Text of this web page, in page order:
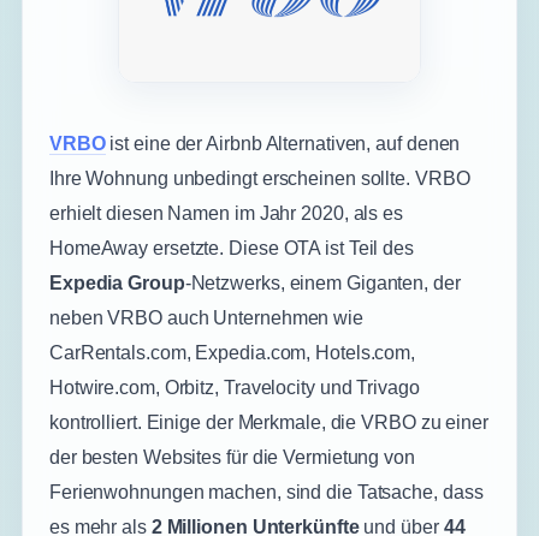
VRBOist eine der Airbnb Alternativen, auf denen
Ihre Wohnung unbedingt erscheinen sollte. VRBO
erhielt diesen Namen im Jahr 2020, als es
HomeAway ersetzte. Diese OTA ist Teil des
Expedia Group-Netzwerks, einem Giganten, der
neben VRBO auch Unternehmen wie
CarRentals.com, Expedia.com, Hotels.com,
Hotwire.com, Orbitz, Travelocity und Trivago
kontrolliert. Einige der Merkmale, die VRBO zu einer
der besten Websites für die Vermietung von
Ferienwohnungen machen, sind die Tatsache, dass
es mehr als 2 Millionen Unterkünfteund über 44